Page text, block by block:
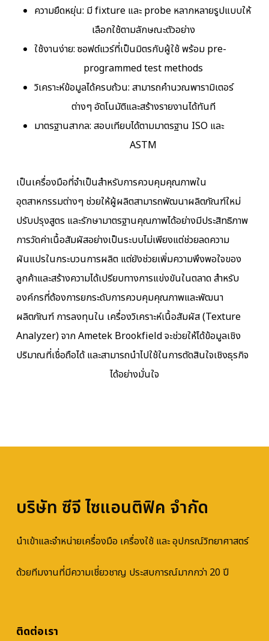
ความยืดหยุ่น: มี fixture และ probe หลากหลายรูปแบบให้
เลือกใช้ตามลักษณะตัวอย่าง
ใช้งานง่าย: ซอฟต์แวร์ที่เป็นมิตรกับผู้ใช้ พร้อม pre-
programmed test methods
วิเคราะห์ข้อมูลได้ครบถ้วน: สามารถคำนวณพารามิเตอร์
ต่างๆ อัตโนมัติและสร้างรายงานได้ทันที
มาตรฐานสากล: สอบเทียบได้ตามมาตรฐาน ISO และ
ASTM
เป็นเครื่องมือที่จำเป็นสำหรับการควบคุมคุณภาพใน
อุตสาหกรรมต่างๆ ช่วยให้ผู้ผลิตสามารถพัฒนาผลิตภัณฑ์ใหม่
ปรับปรุงสูตร และรักษามาตรฐานคุณภาพได้อย่างมีประสิทธิภาพ
การวัดค่าเนื้อสัมผัสอย่างเป็นระบบไม่เพียงแต่ช่วยลดความ
ผันแปรในกระบวนการผลิต แต่ยังช่วยเพิ่มความพึงพอใจของ
ลูกค้าและสร้างความได้เปรียบทางการแข่งขันในตลาด สำหรับ
องค์กรที่ต้องการยกระดับการควบคุมคุณภาพและพัฒนา
ผลิตภัณฑ์ การลงทุนใน เครื่องวิเคราะห์เนื้อสัมผัส (Texture
Analyzer) จาก Ametek Brookfield จะช่วยให้ได้ข้อมูลเชิง
ปริมาณที่เชื่อถือได้ และสามารถนำไปใช้ในการตัดสินใจเชิงธุรกิจ
ได้อย่างมั่นใจ
บริษัท ซีจี ไซแอนติฟิค จำกัด
นำเข้าและจำหน่ายเครื่องมือ เครื่องใช้ และ อุปกรณ์วิทยาศาสตร์
ด้วยทีมงานที่มีความเชี่ยวชาญ ประสบการณ์มากกว่า 20 ปี
ติดต่อเรา